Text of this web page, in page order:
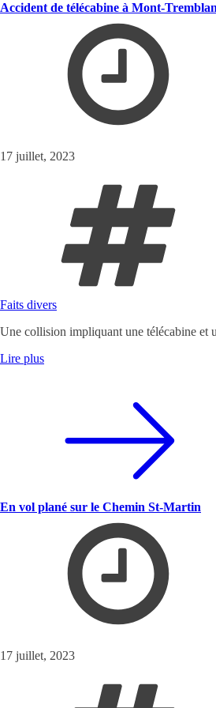
Accident de télécabine à Mont-
17 juillet, 2023
Faits divers
Une collision impliquant une télécabine
Lire plus
En vol plané sur le Chemin St-Martin
17 juillet, 2023